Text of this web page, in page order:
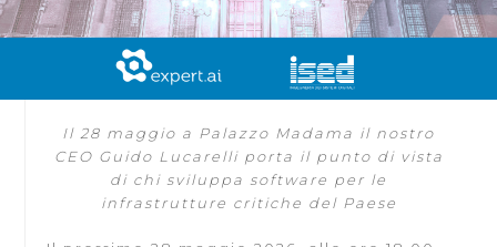
Il 28 maggio a Palazzo Madama il nostro
CEO Guido Lucarelli porta il punto di vista
di chi sviluppa software per le
infrastrutture critiche del Paese